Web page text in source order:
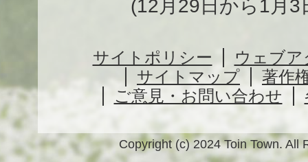
(12月29日から1月3
サイトポリシー
ウェブ
サイトマップ
著作
ご意見・お問い合わせ
Copyright (c) 2024 Toin Town. All